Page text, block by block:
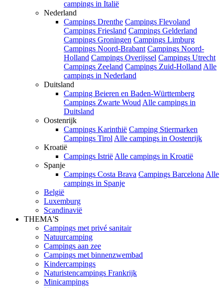
campings in Italië
Nederland
Campings Drenthe Campings Flevoland
Campings Friesland Campings Gelderland
Campings Groningen Campings Limburg
Campings Noord-Brabant Campings Noord-
Holland Campings Overijssel Campings Utrecht
Campings Zeeland Campings Zuid-Holland Alle
campings in Nederland
Duitsland
Camping Beieren en Baden-Württemberg
Campings Zwarte Woud Alle campings in
Duitsland
Oostenrijk
Campings Karinthië Camping Stiermarken
Campings Tirol Alle campings in Oostenrijk
Kroatië
Campings Istrië Alle campings in Kroatië
Spanje
Campings Costa Brava Campings Barcelona Alle
campings in Spanje
België
Luxemburg
Scandinavië
THEMA'S
Campings met privé sanitair
Natuurcamping
Campings aan zee
Campings met binnenzwembad
Kindercampings
Naturistencampings Frankrijk
Minicampings